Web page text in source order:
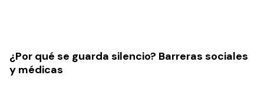
¿Por qué se guarda silencio? Barreras sociales
y médicas